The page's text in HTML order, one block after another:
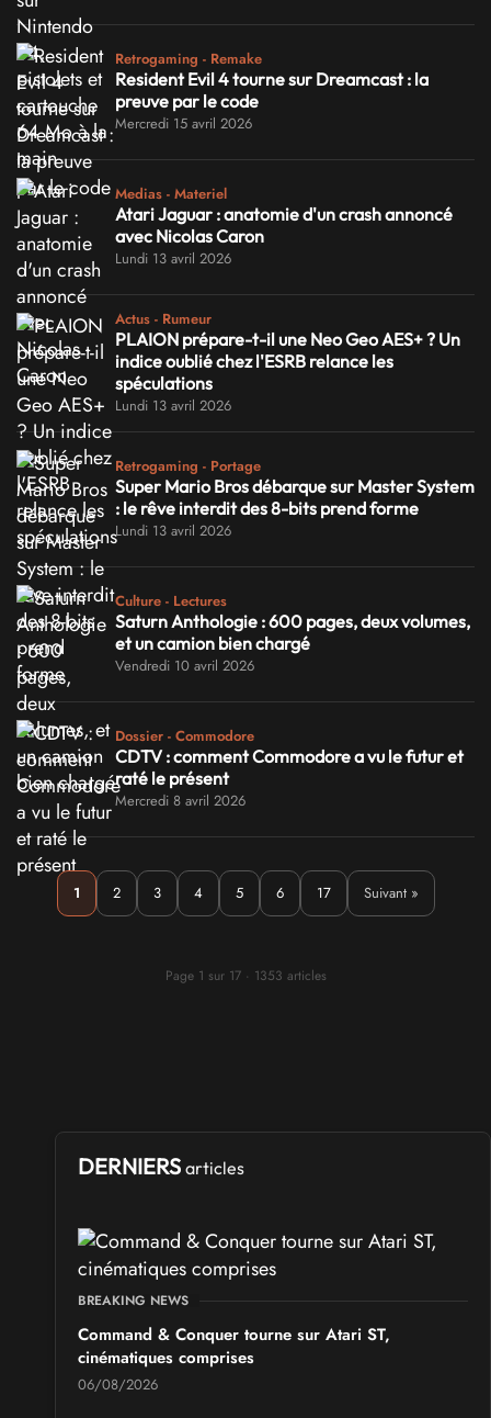
Retrogaming - Remake
Resident Evil 4 tourne sur Dreamcast : la
preuve par le code
Mercredi 15 avril 2026
Medias - Materiel
Atari Jaguar : anatomie d'un crash annoncé
avec Nicolas Caron
Lundi 13 avril 2026
Actus - Rumeur
PLAION prépare-t-il une Neo Geo AES+ ? Un
indice oublié chez l'ESRB relance les
spéculations
Lundi 13 avril 2026
Retrogaming - Portage
Super Mario Bros débarque sur Master System
: le rêve interdit des 8-bits prend forme
Lundi 13 avril 2026
Culture - Lectures
Saturn Anthologie : 600 pages, deux volumes,
et un camion bien chargé
Vendredi 10 avril 2026
Dossier - Commodore
CDTV : comment Commodore a vu le futur et
raté le présent
Mercredi 8 avril 2026
1 2 3 4 5 6 17 Suivant »
Page 1 sur 17 · 1353 articles
DERNIERS articles
BREAKING NEWS
Command & Conquer tourne sur Atari ST,
cinématiques comprises
06/08/2026